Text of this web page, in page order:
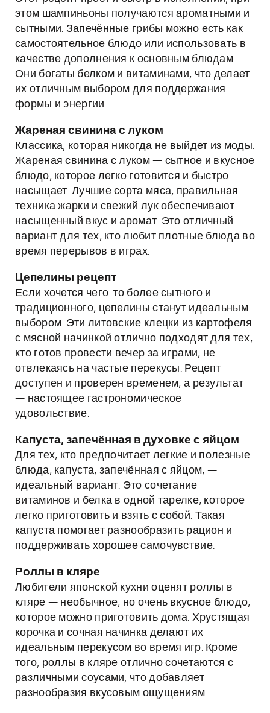
этом шампиньоны получаются ароматными и
сытными. Запечённые грибы можно есть как
самостоятельное блюдо или использовать в
качестве дополнения к основным блюдам.
Они богаты белком и витаминами, что делает
их отличным выбором для поддержания
формы и энергии.
Жареная свинина с луком
Классика, которая никогда не выйдет из моды.
Жареная свинина с луком — сытное и вкусное
блюдо, которое легко готовится и быстро
насыщает. Лучшие сорта мяса, правильная
техника жарки и свежий лук обеспечивают
насыщенный вкус и аромат. Это отличный
вариант для тех, кто любит плотные блюда во
время перерывов в играх.
Цепелины рецепт
Если хочется чего-то более сытного и
традиционного, цепелины станут идеальным
выбором. Эти литовские клецки из картофеля
с мясной начинкой отлично подходят для тех,
кто готов провести вечер за играми, не
отвлекаясь на частые перекусы. Рецепт
доступен и проверен временем, а результат
— настоящее гастрономическое
удовольствие.
Капуста, запечённая в духовке с яйцом
Для тех, кто предпочитает легкие и полезные
блюда, капуста, запечённая с яйцом, —
идеальный вариант. Это сочетание
витаминов и белка в одной тарелке, которое
легко приготовить и взять с собой. Такая
капуста помогает разнообразить рацион и
поддерживать хорошее самочувствие.
Роллы в кляре
Любители японской кухни оценят роллы в
кляре — необычное, но очень вкусное блюдо,
которое можно приготовить дома. Хрустящая
корочка и сочная начинка делают их
идеальным перекусом во время игр. Кроме
того, роллы в кляре отлично сочетаются с
различными соусами, что добавляет
разнообразия вкусовым ощущениям.